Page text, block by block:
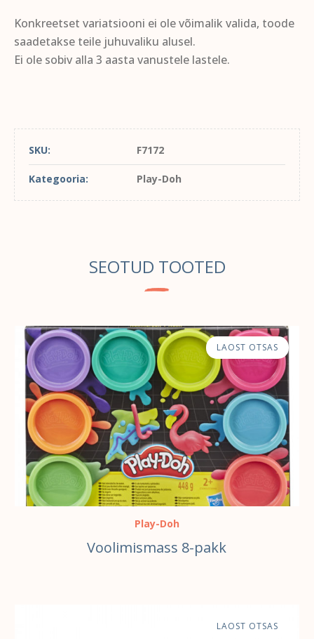
Konkreetset variatsiooni ei ole võimalik valida, toode
saadetakse teile juhuvaliku alusel.
Ei ole sobiv alla 3 aasta vanustele lastele.
SKU: F7172
Kategooria: Play-Doh
SEOTUD TOOTED
LAOST OTSAS
Play-Doh
Voolimismass 8-pakk
LAOST OTSAS